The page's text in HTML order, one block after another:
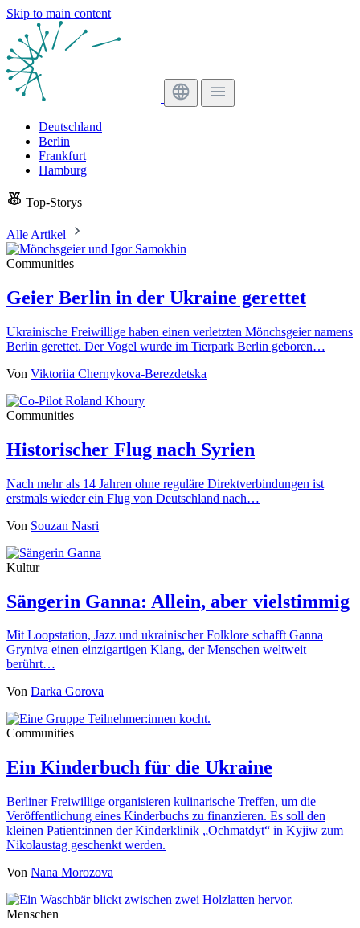
Skip to main content
Deutschland
Berlin
Frankfurt
Hamburg
Top-Storys
Alle Artikel
Communities
Geier Berlin in der Ukraine gerettet
Ukrainische Freiwillige haben einen verletzten Mönchsgeier namens
Berlin gerettet. Der Vogel wurde im Tierpark Berlin geboren…
Von Viktoriia Chernykova-Berezdetska
Communities
Historischer Flug nach Syrien
Nach mehr als 14 Jahren ohne reguläre Direktverbindungen ist
erstmals wieder ein Flug von Deutschland nach…
Von Souzan Nasri
Kultur
Sängerin Ganna: Allein, aber vielstimmig
Mit Loopstation, Jazz und ukrainischer Folklore schafft Ganna
Gryniva einen einzigartigen Klang, der Menschen weltweit
berührt…
Von Darka Gorova
Communities
Ein Kinderbuch für die Ukraine
Berliner Freiwillige organisieren kulinarische Treffen, um die
Veröffentlichung eines Kinderbuchs zu finanzieren. Es soll den
kleinen Patient:innen der Kinderklinik „Ochmatdyt“ in Kyjiw zum
Nikolaustag geschenkt werden.
Von Nana Morozova
Menschen